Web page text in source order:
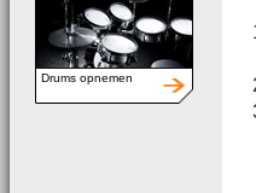
Drums opnemen